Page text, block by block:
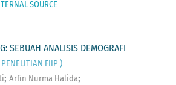
SOURCE
SEBUAH ANALISIS DEMOGRAFI
FIIP )
; Arfin Nurma Halida;